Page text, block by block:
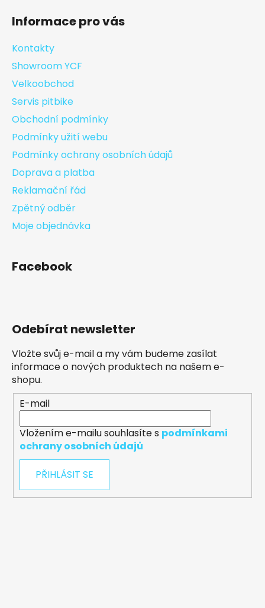
Informace pro vás
Kontakty
Showroom YCF
Velkoobchod
Servis pitbike
Obchodní podmínky
Podmínky užití webu
Podmínky ochrany osobních údajů
Doprava a platba
Reklamační řád
Zpětný odběr
Moje objednávka
Facebook
Odebírat newsletter
Vložte svůj e-mail a my vám budeme zasílat
informace o nových produktech na našem e-
shopu.
E-mail
Vložením e-mailu souhlasíte s podmínkami
ochrany osobních údajů
PŘIHLÁSIT SE